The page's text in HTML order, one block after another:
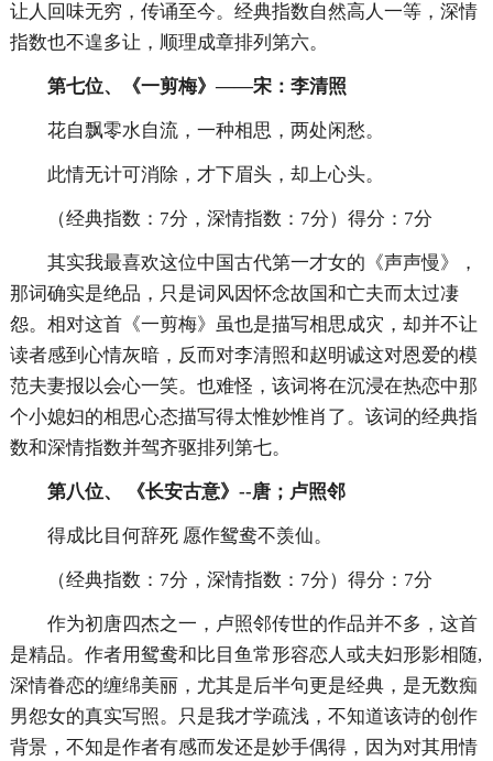
让人回味无穷，传诵至今。经典指数自然高人一等，深情
指数也不遑多让，顺理成章排列第六。
第七位、《一剪梅》——宋：李清照
花自飘零水自流，一种相思，两处闲愁。
此情无计可消除，才下眉头，却上心头。
（经典指数：7分，深情指数：7分）得分：7分
其实我最喜欢这位中国古代第一才女的《声声慢》，
那词确实是绝品，只是词风因怀念故国和亡夫而太过凄
怨。相对这首《一剪梅》虽也是描写相思成灾，却并不让
读者感到心情灰暗，反而对李清照和赵明诚这对恩爱的模
范夫妻报以会心一笑。也难怪，该词将在沉浸在热恋中那
个小媳妇的相思心态描写得太惟妙惟肖了。该词的经典指
数和深情指数并驾齐驱排列第七。
第八位、 《长安古意》--唐；卢照邻
得成比目何辞死 愿作鸳鸯不羡仙。
（经典指数：7分，深情指数：7分）得分：7分
作为初唐四杰之一，卢照邻传世的作品并不多，这首
是精品。作者用鸳鸯和比目鱼常形容恋人或夫妇形影相随,
深情眷恋的缠绵美丽，尤其是后半句更是经典，是无数痴
男怨女的真实写照。只是我才学疏浅，不知道该诗的创作
背景，不知是作者有感而发还是妙手偶得，因为对其用情